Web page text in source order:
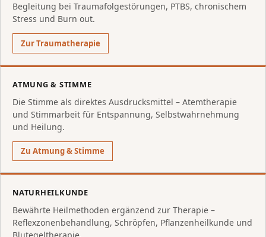
Begleitung bei Traumafolgestörungen, PTBS, chronischem
Stress und Burn out.
Zur Traumatherapie
ATMUNG & STIMME
Die Stimme als direktes Ausdrucksmittel – Atemtherapie
und Stimmarbeit für Entspannung, Selbstwahrnehmung
und Heilung.
Zu Atmung & Stimme
NATURHEILKUNDE
Bewährte Heilmethoden ergänzend zur Therapie –
Reflexzonenbehandlung, Schröpfen, Pflanzenheilkunde und
Blutegeltherapie.